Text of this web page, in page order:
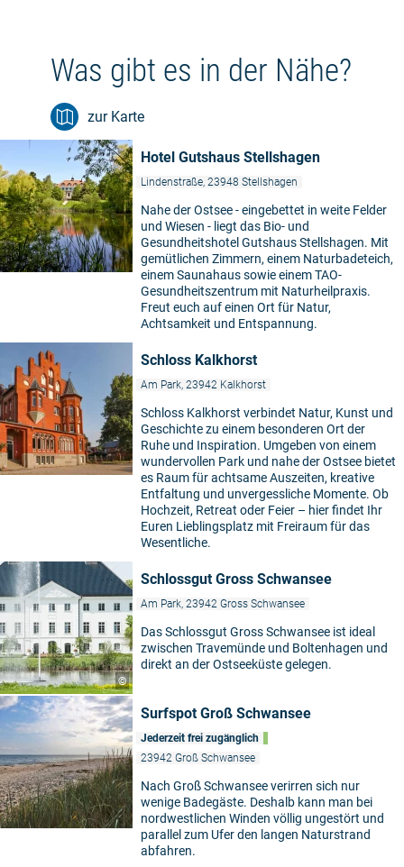
Was gibt es in der Nähe?
zur Karte
Hotel Gutshaus Stellshagen
Lindenstraße, 23948 Stellshagen
Nahe der Ostsee - eingebettet in weite Felder
und Wiesen - liegt das Bio- und
Gesundheitshotel Gutshaus Stellshagen. Mit
gemütlichen Zimmern, einem Naturbadeteich,
einem Saunahaus sowie einem TAO-
Gesundheitszentrum mit Naturheilpraxis.
Freut euch auf einen Ort für Natur,
Achtsamkeit und Entspannung.
Schloss Kalkhorst
Am Park, 23942 Kalkhorst
Schloss Kalkhorst verbindet Natur, Kunst und
Geschichte zu einem besonderen Ort der
Ruhe und Inspiration. Umgeben von einem
wundervollen Park und nahe der Ostsee bietet
es Raum für achtsame Auszeiten, kreative
Entfaltung und unvergessliche Momente. Ob
Hochzeit, Retreat oder Feier – hier findet Ihr
Euren Lieblingsplatz mit Freiraum für das
Wesentliche.
©
Schlossgut Gross Schwansee
Am Park, 23942 Gross Schwansee
Das Schlossgut Gross Schwansee ist ideal
zwischen Travemünde und Boltenhagen und
direkt an der Ostseeküste gelegen.
Surfspot Groß Schwansee
Jederzeit frei zugänglich
23942 Groß Schwansee
Nach Groß Schwansee verirren sich nur
wenige Badegäste. Deshalb kann man bei
nordwestlichen Winden völlig ungestört und
parallel zum Ufer den langen Naturstrand
abfahren.